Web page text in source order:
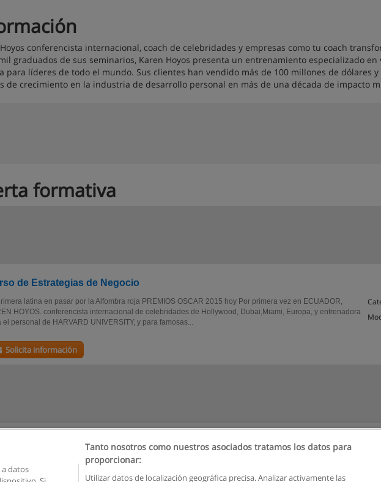
conferencista internacional, coach de celebridades y empresas como tu coach
graduados de sus seminarios, Karen Hoyos presenta un entrenamiento especializado en
para líderes de todo el mundo. Sus clientes han vendido más de 100 millones de dólares
de crecimiento en la industria de desarrollo personal en más de una década de impacto
formativa
de Estrategias de Negocio
latina en pasar por la Alfombra roja PREMIOS OSCAR 2015 hoy Por primera vez en ECUADOR,
HOYOS. conferencista internacional de celebridades de Hollywood, Dubai,Miami, Europa, y entrenadora
el personal de HARVARD UNIVERSITY, y para famosas...
Solicita información
datos
Tanto nosotros como nuestros asociados tratamos los datos para
proporcionar:
Utilizar datos de localización geográfica precisa. Analizar activamente las